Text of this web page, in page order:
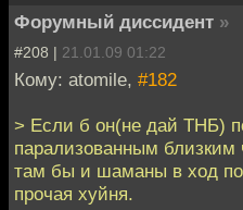
Форумный диссидент »
#208 | 21.01.09 01:22
Кому: atomile, #182
> Если б он(не дай ТНБ)
парализованным близким
там бы и шаманы в ход
прочая хуйня.